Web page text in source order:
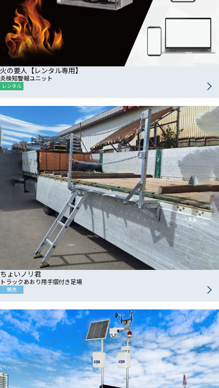
火の要人【レンタル専用】
炎検知警報ユニット
レンタル
ちょいノリ君
トラックあおり用手摺付き足場
販売